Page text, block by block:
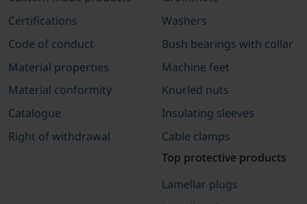
Certifications
Code of conduct
Material properties
Material conformity
Catalogue
Right of withdrawal
Washers
Bush bearings with collar
Machine feet
Knurled nuts
Insulating sleeves
Cable clamps
Top protective products
Lamellar plugs